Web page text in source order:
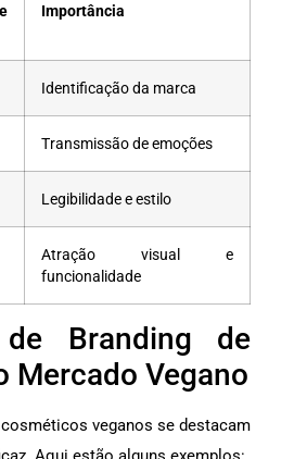
Importância
Identificação da marca
Transmissão de emoções
Legibilidade e estilo
Atração visual e
funcionalidade
de Branding de
Mercado Vegano
veganos se destacam